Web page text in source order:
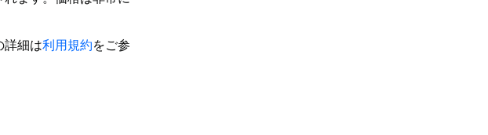
詳細は利用規約をご参